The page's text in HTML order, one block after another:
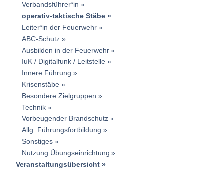
Verbandsführer*in
operativ-taktische Stäbe
Leiter*in der Feuerwehr
ABC-Schutz
Ausbilden in der Feuerwehr
IuK / Digitalfunk / Leitstelle
Innere Führung
Krisenstäbe
Besondere Zielgruppen
Technik
Vorbeugender Brandschutz
Allg. Führungsfortbildung
Sonstiges
Nutzung Übungseinrichtung
Veranstaltungsübersicht